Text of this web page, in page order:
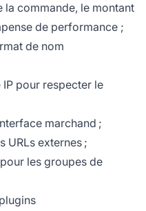
la commande, le montant
de performance ;
de nom
IP pour respecter le
marchand ;
URLs externes ;
les groupes de